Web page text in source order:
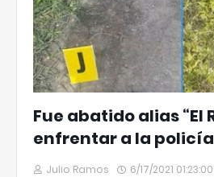
Fue abatido alias “El
enfrentar a la
Julio Ramos 6/17/2021